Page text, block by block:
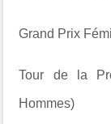
Grand Prix
Tour de la
Hommes)